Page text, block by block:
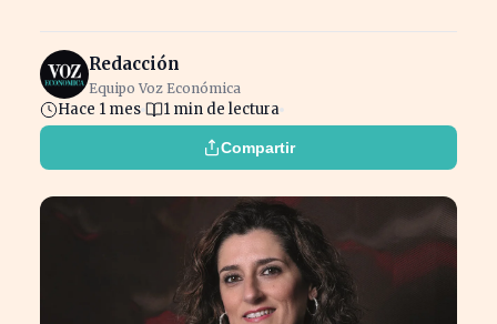
Redacción
Equipo Voz Económica
Hace 1 mes 1 min de lectura
Compartir